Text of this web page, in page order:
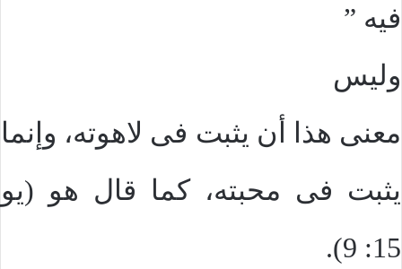
فيه ”
وليس
معنى هذا أن يثبت فى لاهوته، وإنما
يثبت فى محبته، كما قال هو (يو
15: 9).